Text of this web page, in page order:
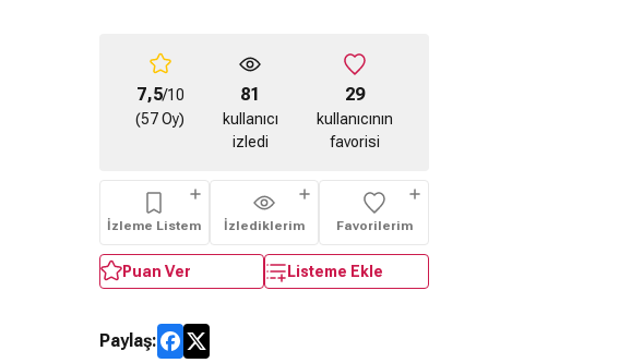
7,5/10
(57 Oy)
81
kullanıcı
izledi
29
kullanıcının
favorisi
İzleme Listem İzlediklerim Favorilerim
Puan Ver Listeme Ekle
Paylaş: